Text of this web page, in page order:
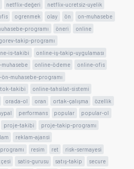
netflix-değeri
netflix-ucretsiz-uyelik
ogrenmek olay ön
on-muhasebe
programı öneri
online
takip-programı
is-takibi
online-iş-takip-uygulaması
online-ödeme
online-ofis
muhasebe-programı
takibi
online-tahsilat-sistemi
orada-ol oran ortak-çalışma
özellik
performans popular
popular-ol
proje-takibi
proje-takip-programı
reklam-ajansi
resim ret
risk-sermayesi
satis-gurusu satış-takip
secure